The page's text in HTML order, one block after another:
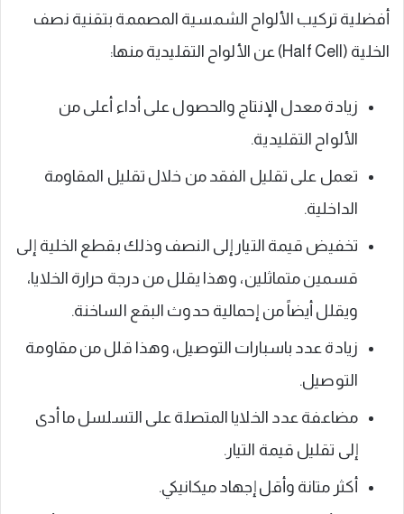
أفضلية تركيب الألواح الشمسية المصممة بتقنية نصف
الخلية (Half Cell) عن الألواح التقليدية منها:
زيادة معدل الإنتاج والحصول على أداء أعلى من
الألواح التقليدية.
تعمل على تقليل الفقد من خلال تقليل المقاومة
الداخلية.
تخفيض قيمة التيار إلى النصف وذلك بقطع الخلية إلى
قسمين متماثلين، وهذا يقلل من درجة حرارة الخلايا،
ويقلل أيضاً من إحمالية حدوث البقع الساخنة.
زيادة عدد باسبارات التوصيل، وهذا قلل من مقاومة
التوصيل.
مضاعفة عدد الخلايا المتصلة على التسلسل ما أدى
إلى تقليل قيمة التيار.
أكثر متانة وأقل إجهاد ميكانيكي.